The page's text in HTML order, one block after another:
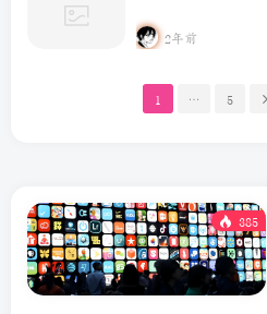
2年前
1 … 5
385